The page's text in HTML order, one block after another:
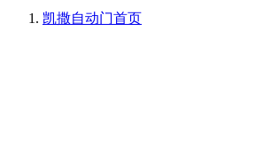
凯撒自动门首页